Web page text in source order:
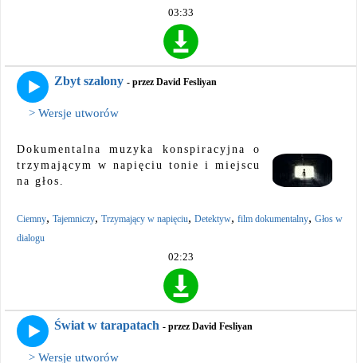
03:33
Zbyt szalony - przez David Fesliyan
> Wersje utworów
Dokumentalna muzyka konspiracyjna o
trzymającym w napięciu tonie i miejscu
na głos.
Ciemny, Tajemniczy, Trzymający w napięciu, Detektyw, film dokumentalny, Głos w
dialogu
02:23
Świat w tarapatach - przez David Fesliyan
> Wersje utworów